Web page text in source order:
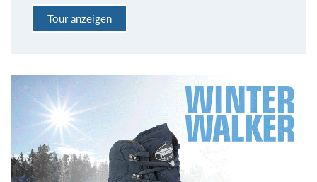
Tour anzeigen